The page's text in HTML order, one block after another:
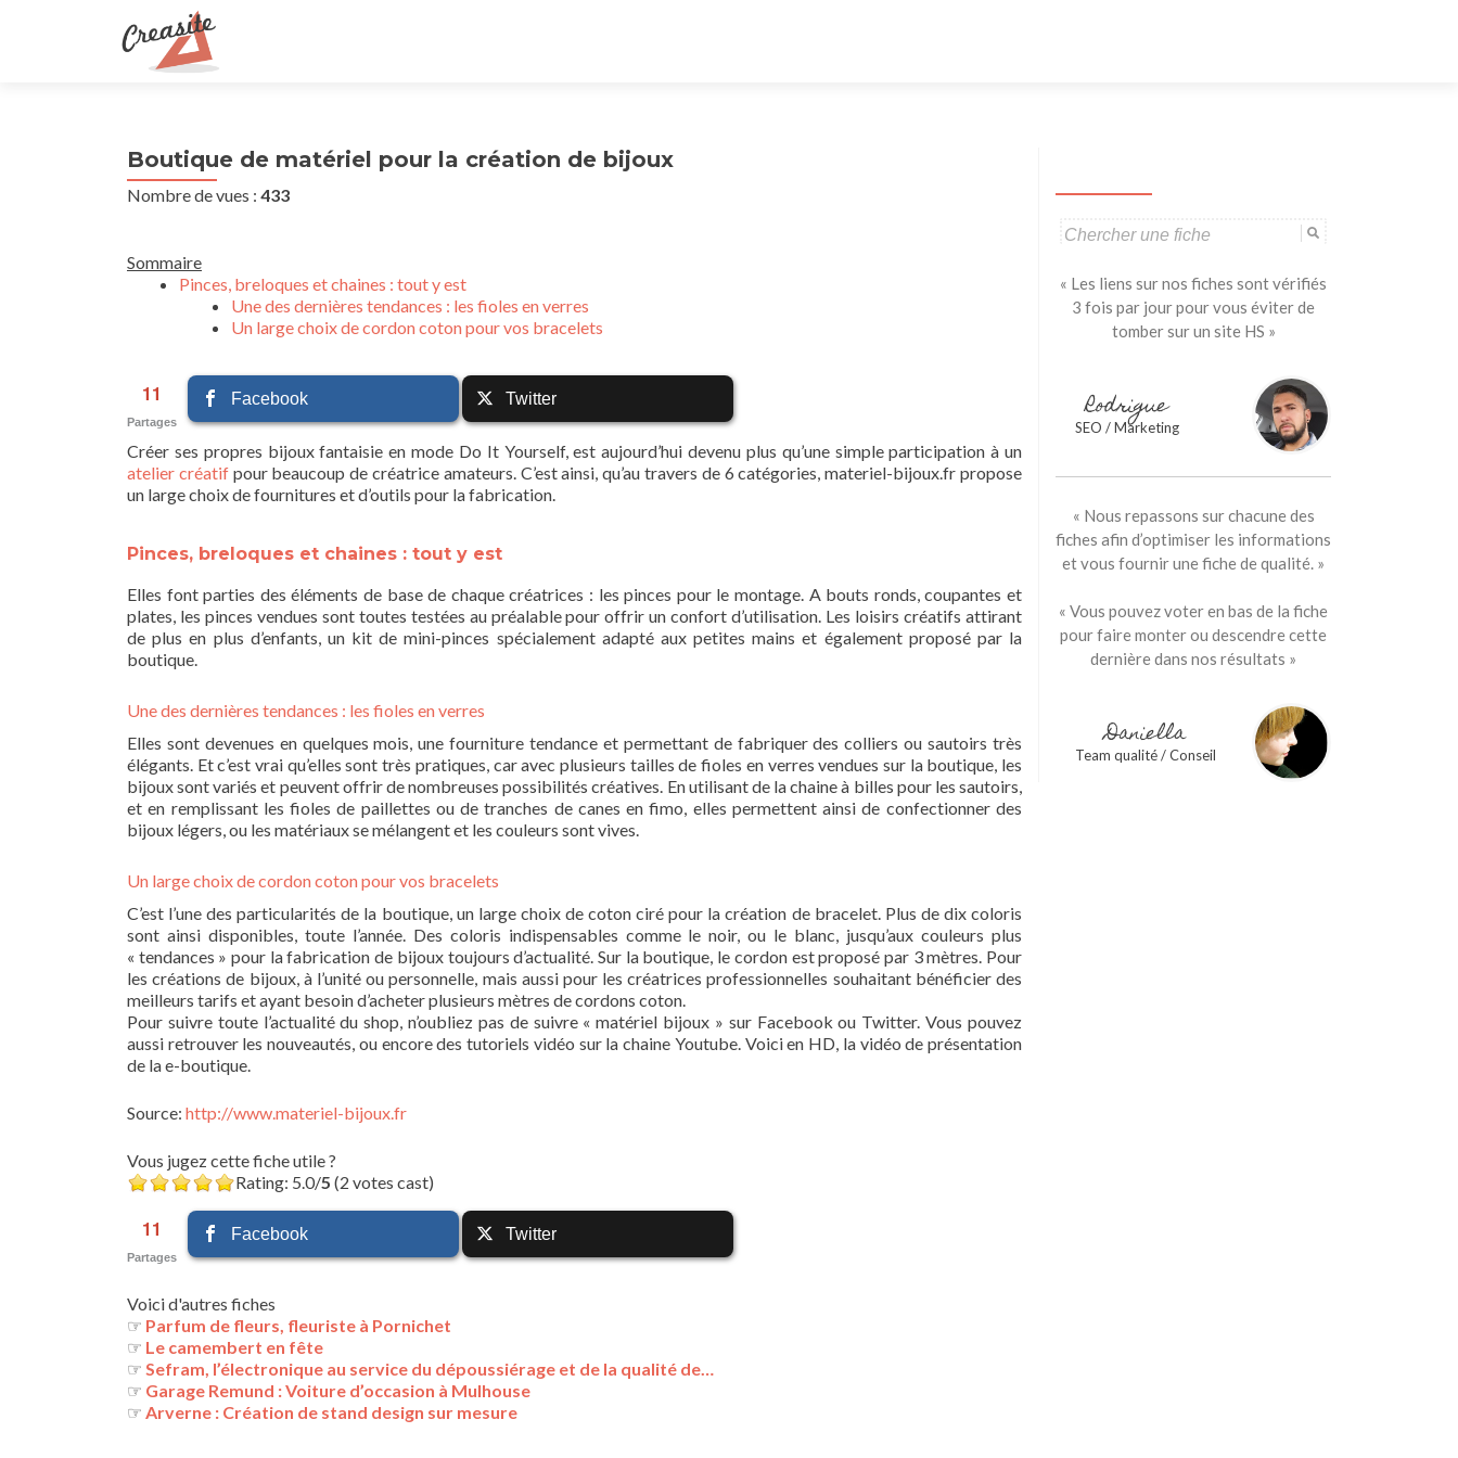
Boutique de matériel pour la création de bijoux
Nombre de vues : 433
Sommaire
Pinces, breloques et chaines : tout y est
Une des dernières tendances : les fioles en verres
Un large choix de cordon coton pour vos bracelets
11
Partages
Facebook Twitter
Créer ses propres bijoux fantaisie en mode Do It Yourself, est aujourd’hui devenu plus qu’une simple participation à un
atelier créatifpour beaucoup de créatrice amateurs. C’est ainsi, qu’au travers de 6 catégories, materiel-bijoux.fr propose
un large choix de fournitures et d’outils pour la fabrication.
Pinces, breloques et chaines : tout y est
Elles font parties des éléments de base de chaque créatrices : les pinces pour le montage. A bouts ronds, coupantes et
plates, les pinces vendues sont toutes testées au préalable pour offrir un confort d’utilisation. Les loisirs créatifs attirant
de plus en plus d’enfants, un kit de mini-pinces spécialement adapté aux petites mains et également proposé par la
boutique.
Une des dernières tendances : les fioles en verres
Elles sont devenues en quelques mois, une fourniture tendance et permettant de fabriquer des colliers ou sautoirs très
élégants. Et c’est vrai qu’elles sont très pratiques, car avec plusieurs tailles de fioles en verres vendues sur la boutique, les
bijoux sont variés et peuvent offrir de nombreuses possibilités créatives. En utilisant de la chaine à billes pour les sautoirs,
et en remplissant les fioles de paillettes ou de tranches de canes en fimo, elles permettent ainsi de confectionner des
bijoux légers, ou les matériaux se mélangent et les couleurs sont vives.
Un large choix de cordon coton pour vos bracelets
C’est l’une des particularités de la boutique, un large choix de coton ciré pour la création de bracelet. Plus de dix coloris
sont ainsi disponibles, toute l’année. Des coloris indispensables comme le noir, ou le blanc, jusqu’aux couleurs plus
« tendances » pour la fabrication de bijoux toujours d’actualité. Sur la boutique, le cordon est proposé par 3 mètres. Pour
les créations de bijoux, à l’unité ou personnelle, mais aussi pour les créatrices professionnelles souhaitant bénéficier des
meilleurs tarifs et ayant besoin d’acheter plusieurs mètres de cordons coton.
Pour suivre toute l’actualité du shop, n’oubliez pas de suivre « matériel bijoux » sur Facebook ou Twitter. Vous pouvez
aussi retrouver les nouveautés, ou encore des tutoriels vidéo sur la chaine Youtube. Voici en HD, la vidéo de présentation
de la e-boutique.
Source: http://www.materiel-bijoux.fr
Vous jugez cette fiche utile ?
Rating: 5.0/5 (2 votes cast)
11
Partages
Facebook Twitter
Voici d'autres fiches
☞ Parfum de fleurs, fleuriste à Pornichet
☞ Le camembert en fête
☞ Sefram, l’électronique au service du dépoussiérage et de la qualité de…
☞ Garage Remund : Voiture d’occasion à Mulhouse
☞ Arverne : Création de stand design sur mesure
Search
« Les liens sur nos fiches sont vérifiés
3 fois par jour pour vous éviter de
tomber sur un site HS »
Rodrigue
SEO / Marketing
« Nous repassons sur chacune des
fiches afin d’optimiser les informations
et vous fournir une fiche de qualité. »
« Vous pouvez voter en bas de la fiche
pour faire monter ou descendre cette
dernière dans nos résultats »
Daniella
Team qualité / Conseil